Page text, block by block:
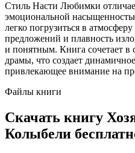
Стиль Насти Любимки
эмоциональной
легко погрузиться в
предложений и плавность
и понятным. Книга сочетает
драмы, что создает
привлекающее внимание на
Файлы книги
Скачать книгу
Колыбели